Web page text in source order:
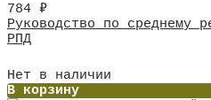
784 ₽
Руководство по среднему
РПД
Нет в наличии
В корзину